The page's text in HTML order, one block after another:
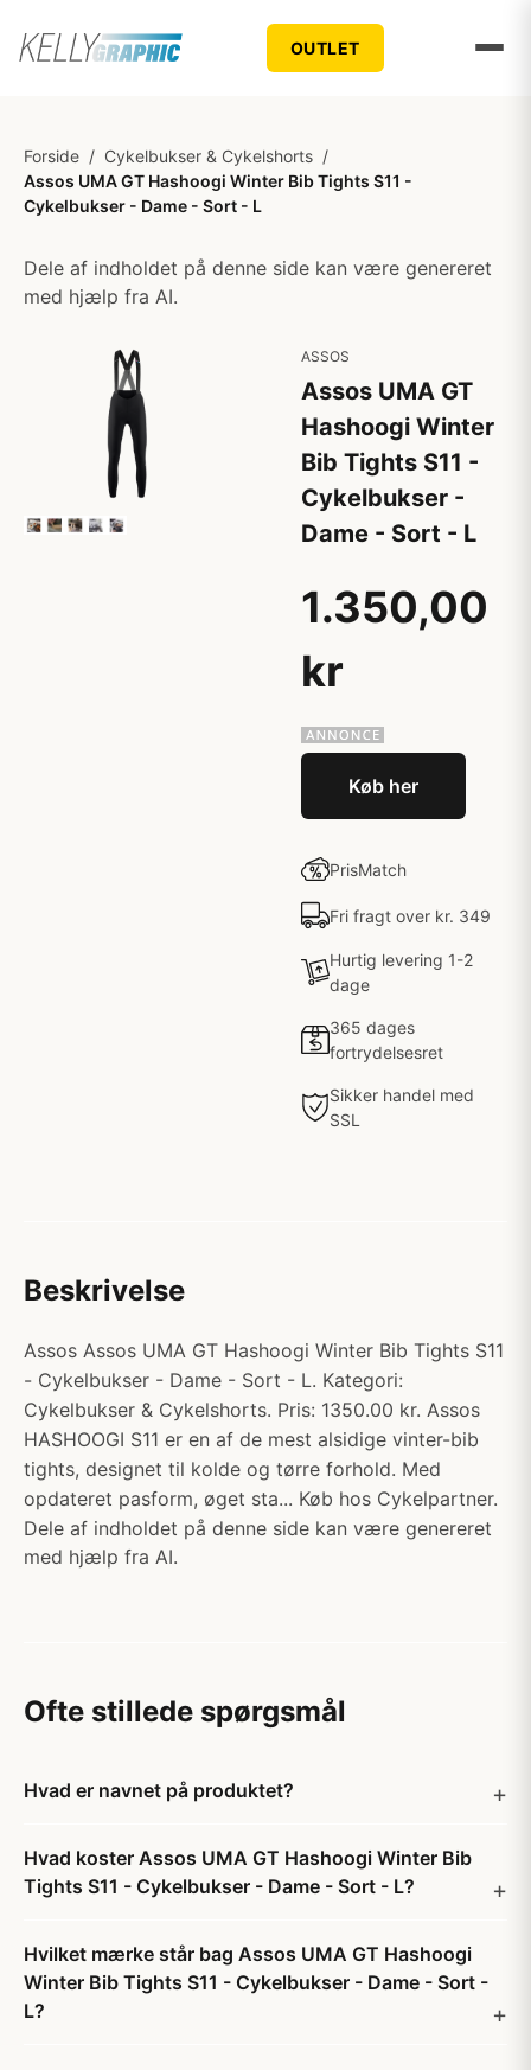
OUTLET
Forside / Cykelbukser & Cykelshorts /
Assos UMA GT Hashoogi Winter Bib Tights S11 -
Cykelbukser - Dame - Sort - L
Dele af indholdet på denne side kan være genereret
med hjælp fra AI.
ASSOS
Assos UMA GT
Hashoogi Winter
Bib Tights S11 -
Cykelbukser -
Dame - Sort - L
1.350,00
kr
Køb her
PrisMatch
Fri fragt over kr. 349
Hurtig levering 1-2
dage
365 dages
fortrydelsesret
Sikker handel med
SSL
Beskrivelse
Assos Assos UMA GT Hashoogi Winter Bib Tights S11
- Cykelbukser - Dame - Sort - L. Kategori:
Cykelbukser & Cykelshorts. Pris: 1350.00 kr. Assos
HASHOOGI S11 er en af de mest alsidige vinter-bib
tights, designet til kolde og tørre forhold. Med
opdateret pasform, øget sta... Køb hos Cykelpartner.
Dele af indholdet på denne side kan være genereret
med hjælp fra AI.
Ofte stillede spørgsmål
Hvad er navnet på produktet?
Hvad koster Assos UMA GT Hashoogi Winter Bib
Tights S11 - Cykelbukser - Dame - Sort - L?
Hvilket mærke står bag Assos UMA GT Hashoogi
Winter Bib Tights S11 - Cykelbukser - Dame - Sort -
L?